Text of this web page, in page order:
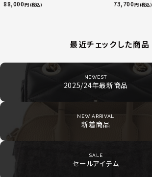
ック
88,000円 (税込)
73,700円 (税込)
最近チェックした商品
NEWEST
2025/24年最新商品
NEW ARRIVAL
新着商品
SALE
セールアイテム